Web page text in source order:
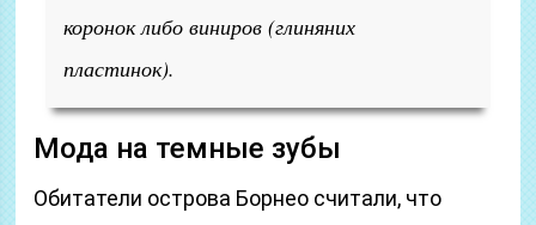
коронок либо виниров (глиняних
пластинок).
Мода на темные зубы
Обитатели острова Борнео считали, что